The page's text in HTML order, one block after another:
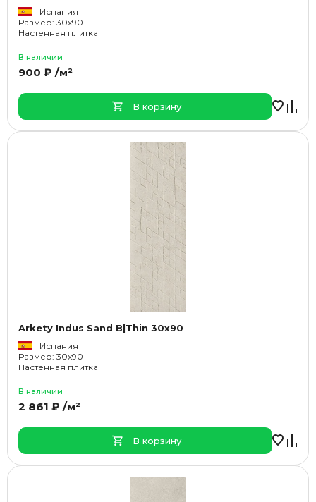
Испания
Размер: 30x90
Настенная плитка
В наличии
900 ₽ /м²
В корзину
Arkety Indus Sand B|Thin 30x90
Испания
Размер: 30x90
Настенная плитка
В наличии
2 861 ₽ /м²
В корзину